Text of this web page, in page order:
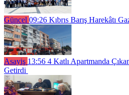
Güncel 09:26 Kıbrıs Barış Harekâtı
Asayiş 13:56 4 Katlı Apartmanda
Getirdi